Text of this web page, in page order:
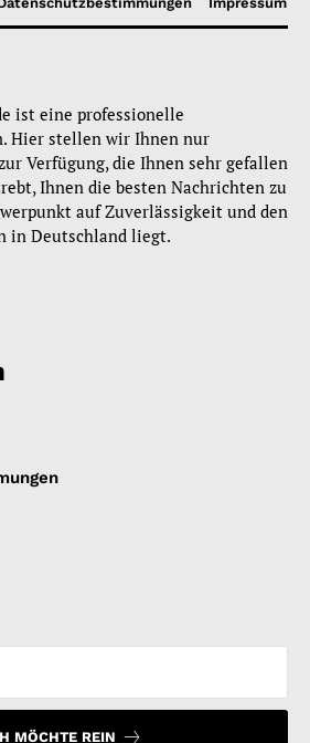
ist eine professionelle
Hier stellen wir Ihnen nur
Verfügung, die Ihnen sehr gefallen
Ihnen die besten Nachrichten zu
auf Zuverlässigkeit und den
in Deutschland liegt.
MÖCHTE REIN